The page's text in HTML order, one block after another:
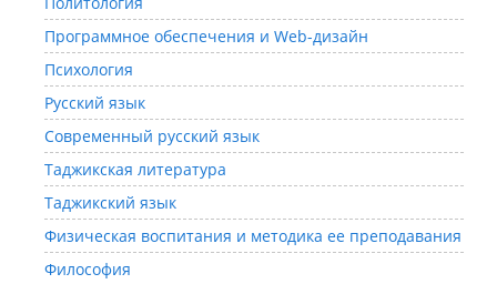
Программное обеспечения и Web-дизайн
Психология
Русский язык
Современный русский язык
Таджикская литература
Таджикский язык
Физическая воспитания и методика ее преподавания
Философия